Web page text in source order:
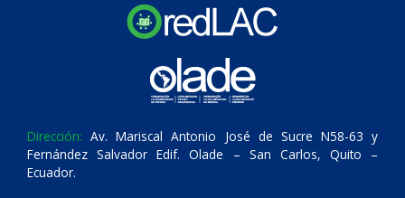
Dirección: Av. Mariscal Antonio José de Sucre N58-63 y
Fernández Salvador Edif. Olade – San Carlos, Quito –
Ecuador.